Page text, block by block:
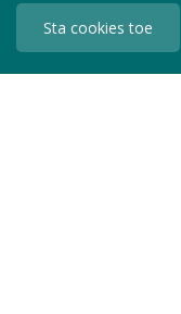
Sta cookies toe